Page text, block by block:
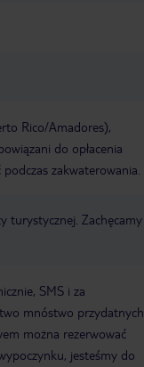
Rico/Amadores),
do opłacenia
zakwaterowania.
turystycznej. Zachęcamy
SMS i za
mnóstwo przydatnych
można rezerwować
jesteśmy do